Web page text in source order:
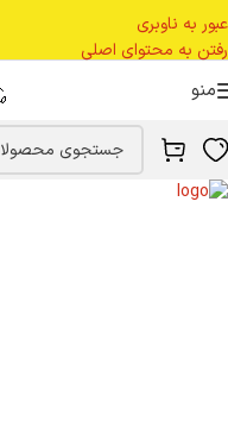
عبور به ناوبری
رفتن به محتوای اصلی
منو